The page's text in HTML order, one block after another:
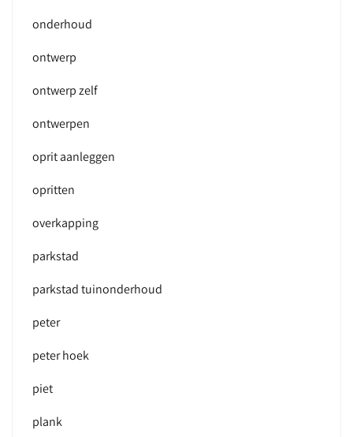
onderhoud
ontwerp
ontwerp zelf
ontwerpen
oprit aanleggen
opritten
overkapping
parkstad
parkstad tuinonderhoud
peter
peter hoek
piet
plank